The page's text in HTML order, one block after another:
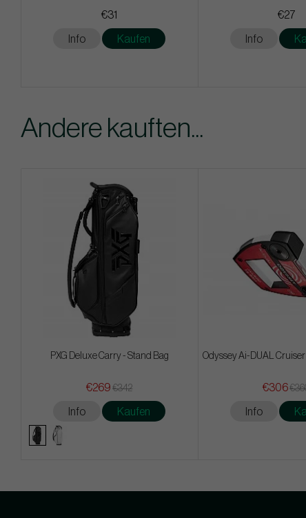
€31
Info Kaufen
€27
Info
Andere kauften...
PXG Deluxe Carry - Stand Bag
€269 €342
Info Kaufen
Odyssey Ai-DUAL Cruiser
€306
Info